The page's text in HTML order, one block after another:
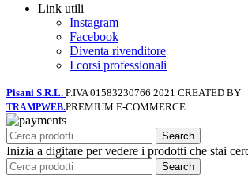
Link utili
Instagram
Facebook
Diventa rivenditore
I corsi professionali
Pisani S.R.L. P.IVA 01583230766 2021 CREATED BY
TRAMPWEB.PREMIUM E-COMMERCE
Search
Inizia a digitare per vedere i prodotti che stai
Search